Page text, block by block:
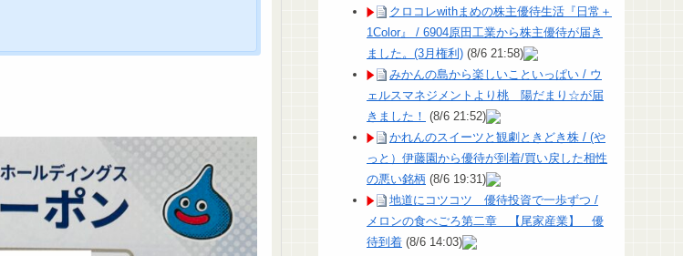
クロコレwithまめの株主優待生活『日常＋
1Color』 / 6904原田工業から株主優待が届き
ました。(3月権利) (8/6 21:58)
みかんの島から楽しいこといっぱい / ウ
ェルスマネジメントより桃 陽だまり☆が届
きました！ (8/6 21:52)
かれんのスイーツと観劇ときどき株 / (や
っと）伊藤園から優待が到着/買い戻した相性
の悪い銘柄 (8/6 19:31)
地道にコツコツ 優待投資で一歩ずつ /
メロンの食べごろ第二章 【尾家産業】 優
待到着 (8/6 14:03)